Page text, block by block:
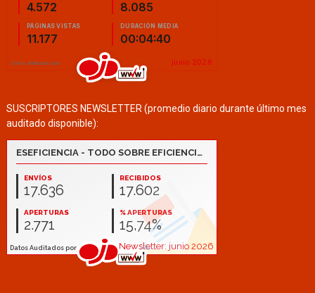
SUSCRIPTORES NEWSLETTER (promedio diario durante último mes
auditado disponible):